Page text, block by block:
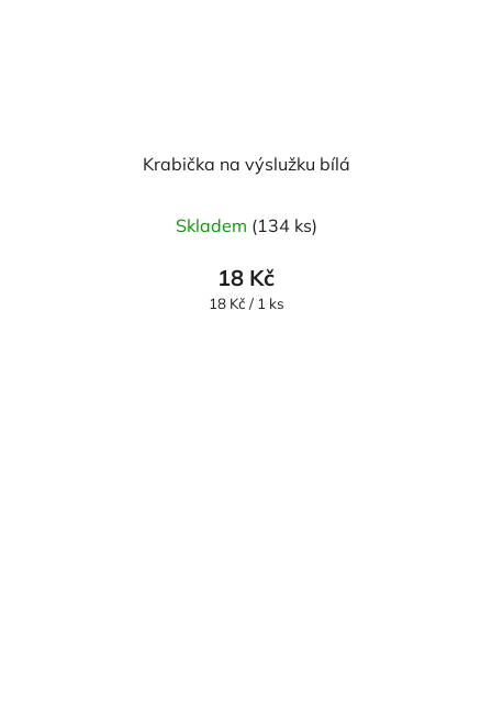
Krabička na výslužku bílá
Skladem (134 ks)
18 Kč
Měrná
18 Kč / 1 ks